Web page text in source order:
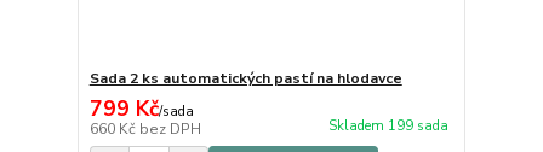
Sada 2 ks automatických pastí na hlodavce
799 Kč/sada
660 Kč bez DPH Skladem 199 sada